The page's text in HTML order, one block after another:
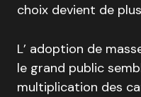
choix devient de
L’ adoption de
le grand public
multiplication des